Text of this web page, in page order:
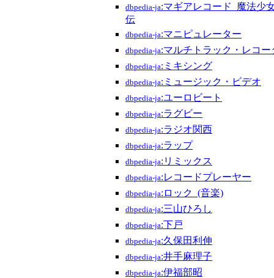
dbpedia-ja:マギアレコード_魔法少
伝
dbpedia-ja:マニピュレーター
dbpedia-ja:マルチトラック・レコー
dbpedia-ja:ミキシング
dbpedia-ja:ミュージック・ビデオ
dbpedia-ja:ユーロビート
dbpedia-ja:ラグビー
dbpedia-ja:ラジオ関西
dbpedia-ja:ラップ
dbpedia-ja:リミックス
dbpedia-ja:レコードプレーヤー
dbpedia-ja:ロック_(音楽)
dbpedia-ja:三山ひろし
dbpedia-ja:下戸
dbpedia-ja:久保田利伸
dbpedia-ja:井手麻理子
dbpedia-ja:伊福部昭